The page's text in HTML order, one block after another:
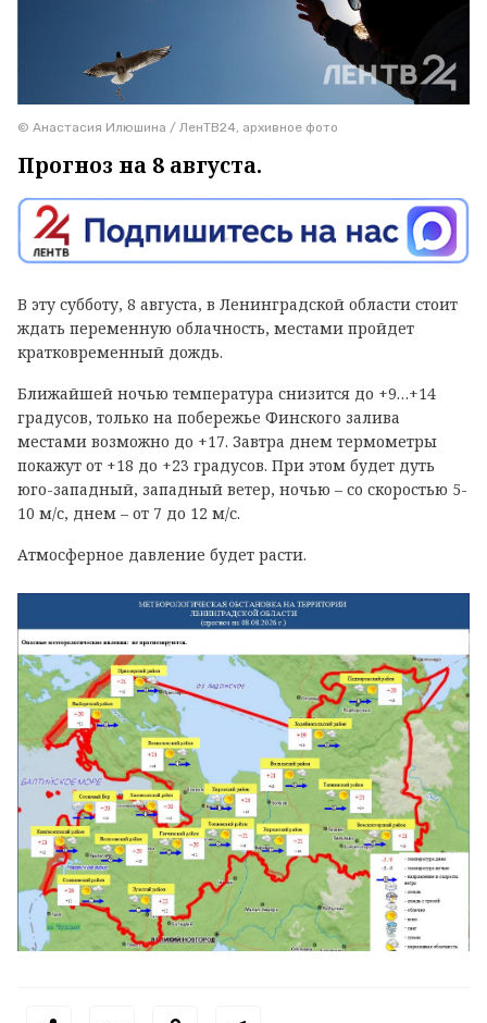
© Анастасия Илюшина / ЛенТВ24, архивное фото
Прогноз на 8 августа.
В эту субботу, 8 августа, в Ленинградской области стоит
ждать переменную облачность, местами пройдет
кратковременный дождь.
Ближайшей ночью температура снизится до +9…+14
градусов, только на побережье Финского залива
местами возможно до +17. Завтра днем термометры
покажут от +18 до +23 градусов. При этом будет дуть
юго-западный, западный ветер, ночью – со скоростью 5-
10 м/с, днем – от 7 до 12 м/с.
Атмосферное давление будет расти.